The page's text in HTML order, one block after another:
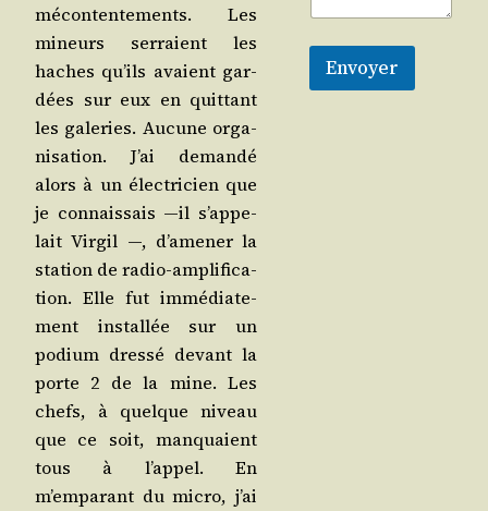
mécon­ten­te­ments. Les
mineurs ser­raient les
haches qu’ils avaient gar­
dées sur eux en quit­tant
les gale­ries. Aucune orga­
ni­sa­tion. J’ai deman­dé
alors à un élec­tri­cien que
je connais­sais —il s’ap­pe­
lait Vir­gil —, d’a­me­ner la
sta­tion de radio-ampli­fi­ca­
tion. Elle fut immé­dia­te­
ment ins­tal­lée sur un
podium dres­sé devant la
porte 2 de la mine. Les
chefs, à quelque niveau
que ce soit, man­quaient
tous à l’ap­pel. En
m’emparant du micro, j’ai
Envoyer